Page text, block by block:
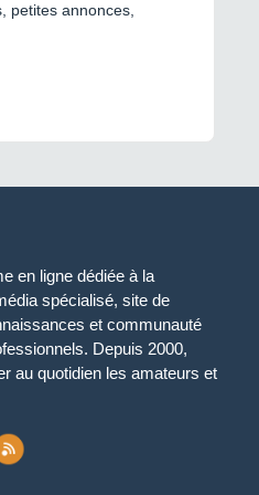
petites annonces,
en ligne dédiée à la
spécialisé, site de
et communauté
Depuis 2000,
au quotidien les amateurs et